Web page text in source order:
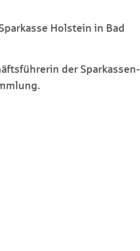
Holstein in Bad
der Sparkassen-